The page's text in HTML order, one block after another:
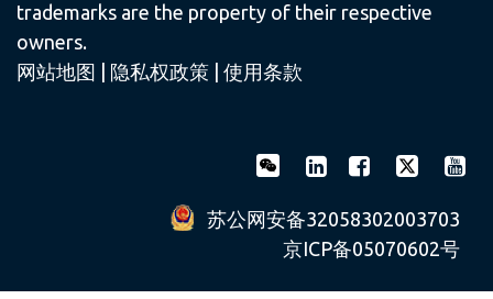
trademarks are the property of their respective
owners.
网站地图
隐私权政策 使用条款
苏公网安备32058302003703
京ICP备05070602号